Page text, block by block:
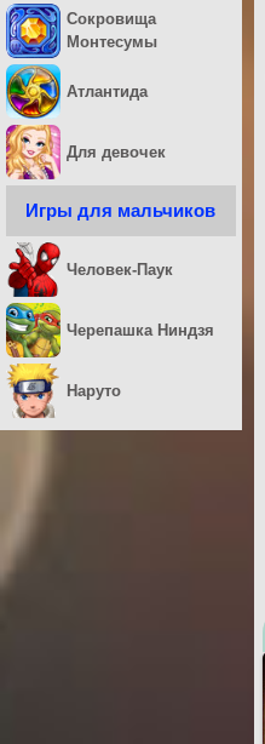
Сокровища
Монтесумы
Атлантида
Для девочек
Игры для мальчиков
Человек-Паук
Черепашка Ниндзя
Наруто